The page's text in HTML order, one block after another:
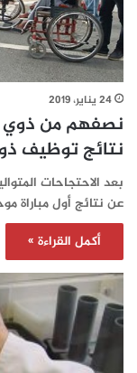
24 يناير، 2019
نصفهم من ذوي
نتائج توظيف
بعد الاحتجاحات
عن نتائج أول مباراة
أكمل القراءة »